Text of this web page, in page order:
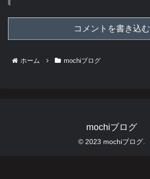
コメントを書き込む
ホーム mochiブログ
mochiブログ
© 2023 mochiブログ.